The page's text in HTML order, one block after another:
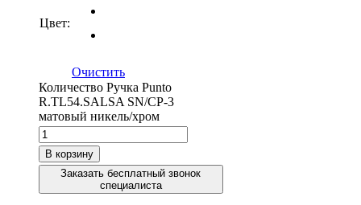
Цвет:
Очистить
Количество Ручка Punto
R.TL54.SALSA SN/CP-3
матовый никель/хром
В корзину
Заказать бесплатный звонок
специалиста